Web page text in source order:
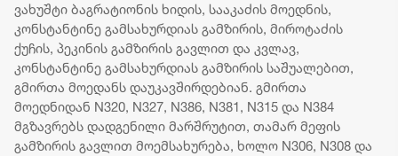
ვახუშტი ბაგრატიონის ხიდის, სააკაძის მოედნის,
კონსტანტინე გამსახურდიას გამზირის, მიროტაძის
ქუჩის, პეკინის გამზირის გავლით და კვლავ,
კონსტანტინე გამსახურდიას გამზირის საშუალებით,
გმირთა მოედანს დაუკავშირდებიან. გმირთა
მოედნიდან N320, N327, N386, N381, N315 და N384
მგზავრებს დადგენილი მარშრუტით, თამარ მეფის
გამზირის გავლით მოემსახურება, ხოლო N306, N308 და